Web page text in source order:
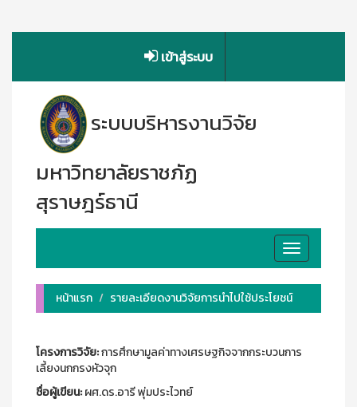
เข้าสู่ระบบ
ระบบบริหารงานวิจัย
มหาวิทยาลัยราชภัฏ
สุราษฎร์ธานี
Toggle
navigation
หน้าแรก
รายละเอียดงานวิจัยการนำไปใช้ประโยชน์
โครงการวิจัย:การศึกษามูลค่าทางเศรษฐกิจจากกระบวนการ
เลี้ยงนกกรงหัวจุก
ชื่อผู้เขียน:ผศ.ดร.อารี พุ่มประไวทย์